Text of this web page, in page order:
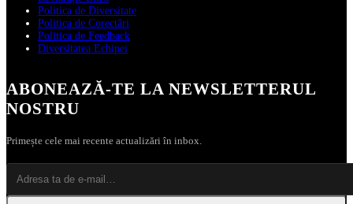
Politica de Diversitate
Politica de Corectări
Politica de Feedback
Diversitatea Echipei
ABONEAZĂ‑TE LA NEWSLETTERUL
NOSTRU
Primește cele mai recente actualizări în inbox.